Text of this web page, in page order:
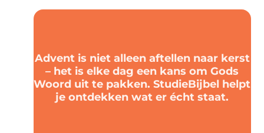
Advent is niet alleen aftellen naar kerst
– het is elke dag een kans om Gods
Woord uit te pakken. StudieBijbel helpt
je ontdekken wat er écht staat.